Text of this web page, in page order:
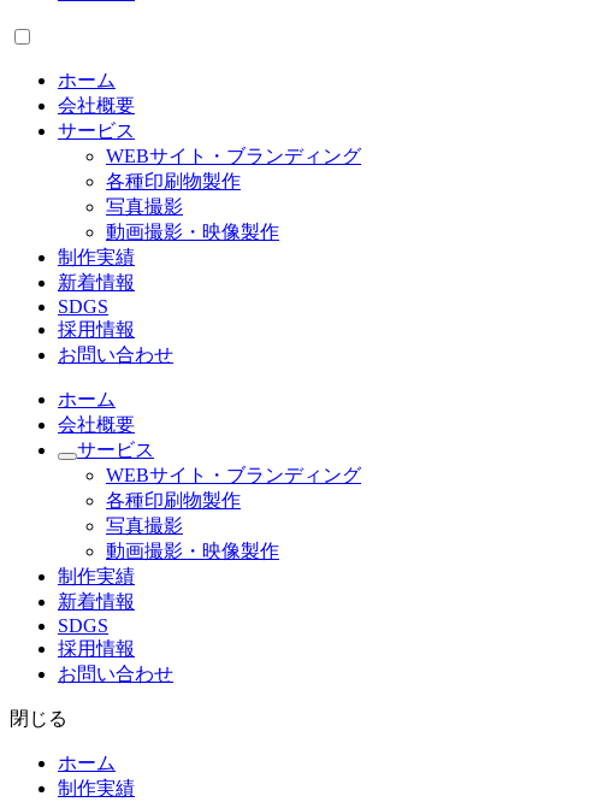
ホーム
会社概要
サービス
WEBサイト・ブランディング
各種印刷物製作
写真撮影
動画撮影・映像製作
制作実績
新着情報
SDGS
採用情報
お問い合わせ
ホーム
会社概要
サービス
WEBサイト・ブランディング
各種印刷物製作
写真撮影
動画撮影・映像製作
制作実績
新着情報
SDGS
採用情報
お問い合わせ
閉じる
ホーム
制作実績